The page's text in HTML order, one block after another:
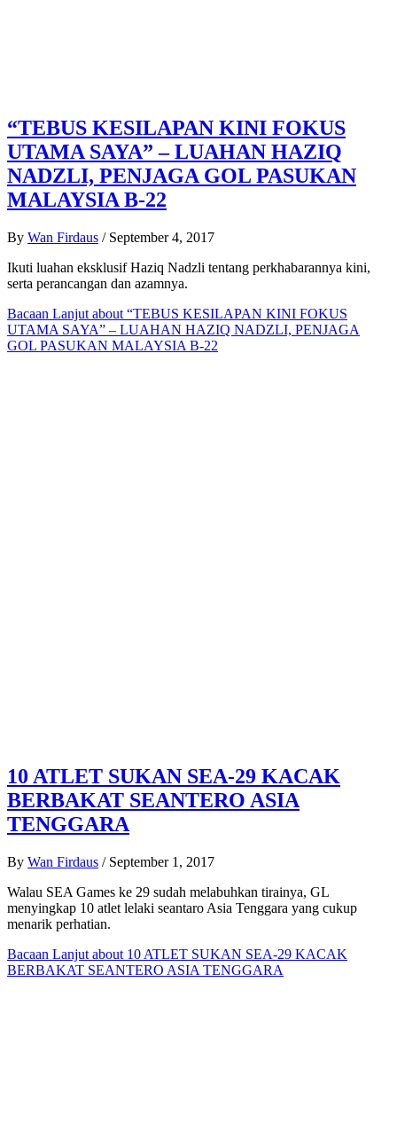
“TEBUS KESILAPAN KINI FOKUS
UTAMA SAYA” – LUAHAN HAZIQ
NADZLI, PENJAGA GOL PASUKAN
MALAYSIA B-22
By Wan Firdaus / September 4, 2017
Ikuti luahan eksklusif Haziq Nadzli tentang perkhabarannya kini,
serta perancangan dan azamnya.
Bacaan Lanjut about “TEBUS KESILAPAN KINI FOKUS
UTAMA SAYA” – LUAHAN HAZIQ NADZLI, PENJAGA
GOL PASUKAN MALAYSIA B-22
10 ATLET SUKAN SEA-29 KACAK
BERBAKAT SEANTERO ASIA
TENGGARA
By Wan Firdaus / September 1, 2017
Walau SEA Games ke 29 sudah melabuhkan tirainya, GL
menyingkap 10 atlet lelaki seantaro Asia Tenggara yang cukup
menarik perhatian.
Bacaan Lanjut about 10 ATLET SUKAN SEA-29 KACAK
BERBAKAT SEANTERO ASIA TENGGARA